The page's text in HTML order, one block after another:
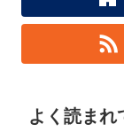
よく読ま